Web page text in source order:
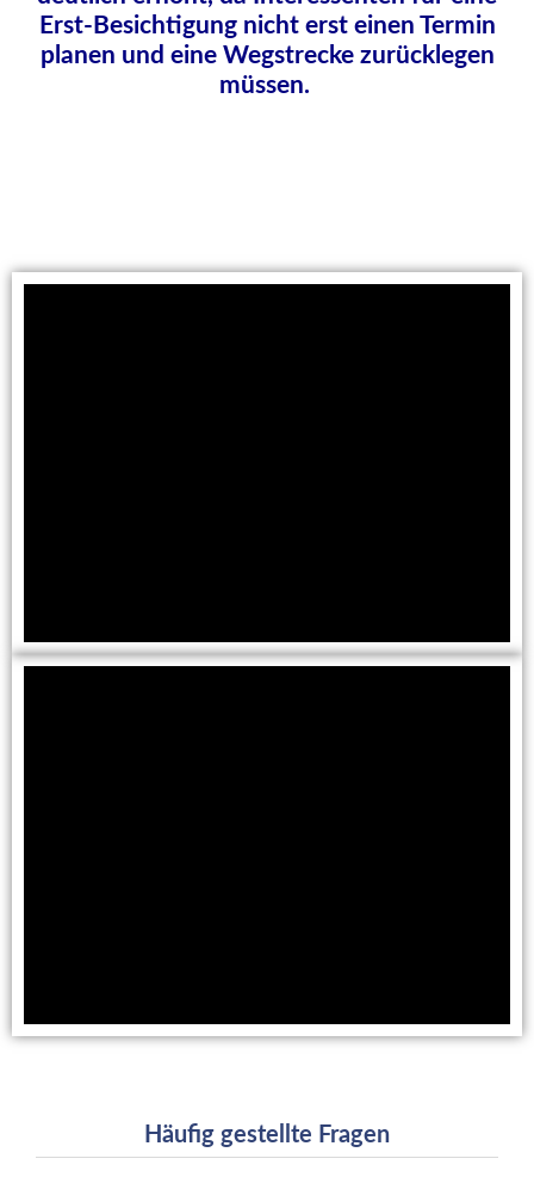
Erst-Besichtigung nicht erst einen Termin
planen und eine Wegstrecke zurücklegen
müssen.
Häufig gestellte Fragen